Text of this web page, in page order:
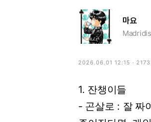
마요
2026.06.01 12:15 · 2173
1. 잔챙이들
- 곤살로 : 잘 짜